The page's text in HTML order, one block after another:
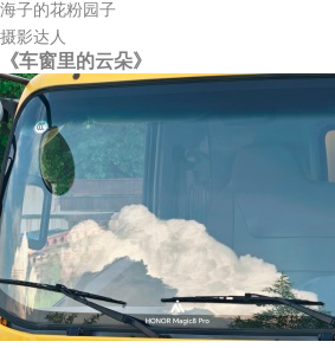
海子的花粉园子
摄影达人
《车窗里的云朵》